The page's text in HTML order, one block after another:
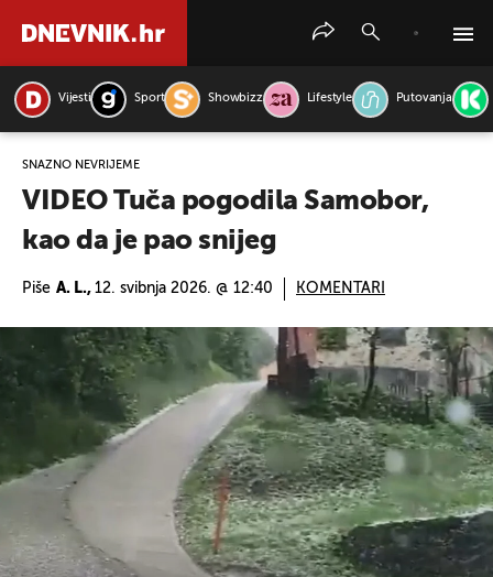
Vijesti Sport Showbizz Lifestyle Putovanja
SNAŽNO NEVRIJEME
VIDEO Tuča pogodila Samobor,
kao da je pao snijeg
Piše A. L., 12. svibnja 2026. @ 12:40 KOMENTARI
PRETRAŽITE VIJESTI